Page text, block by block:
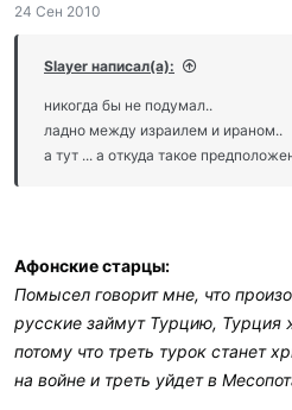
а
и
и
:
24 Сен 2010
Slayer написал(а):
никогда бы не подумал..
ладно между израилем и ираном..
а тут ... а откуда такое
Афонские старцы:
Помысел говорит мне, что
русские займут Турцию, Турция
потому что треть турок станет
на войне и треть уйдет в